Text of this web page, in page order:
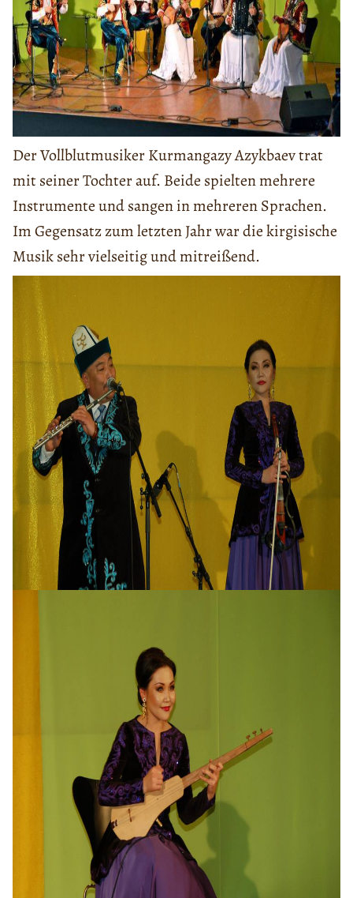
Der Vollblutmusiker Kurmangazy Azykbaev trat
mit seiner Tochter auf. Beide spielten mehrere
Instrumente und sangen in mehreren Sprachen.
Im Gegensatz zum letzten Jahr war die kirgisische
Musik sehr vielseitig und mitreißend.